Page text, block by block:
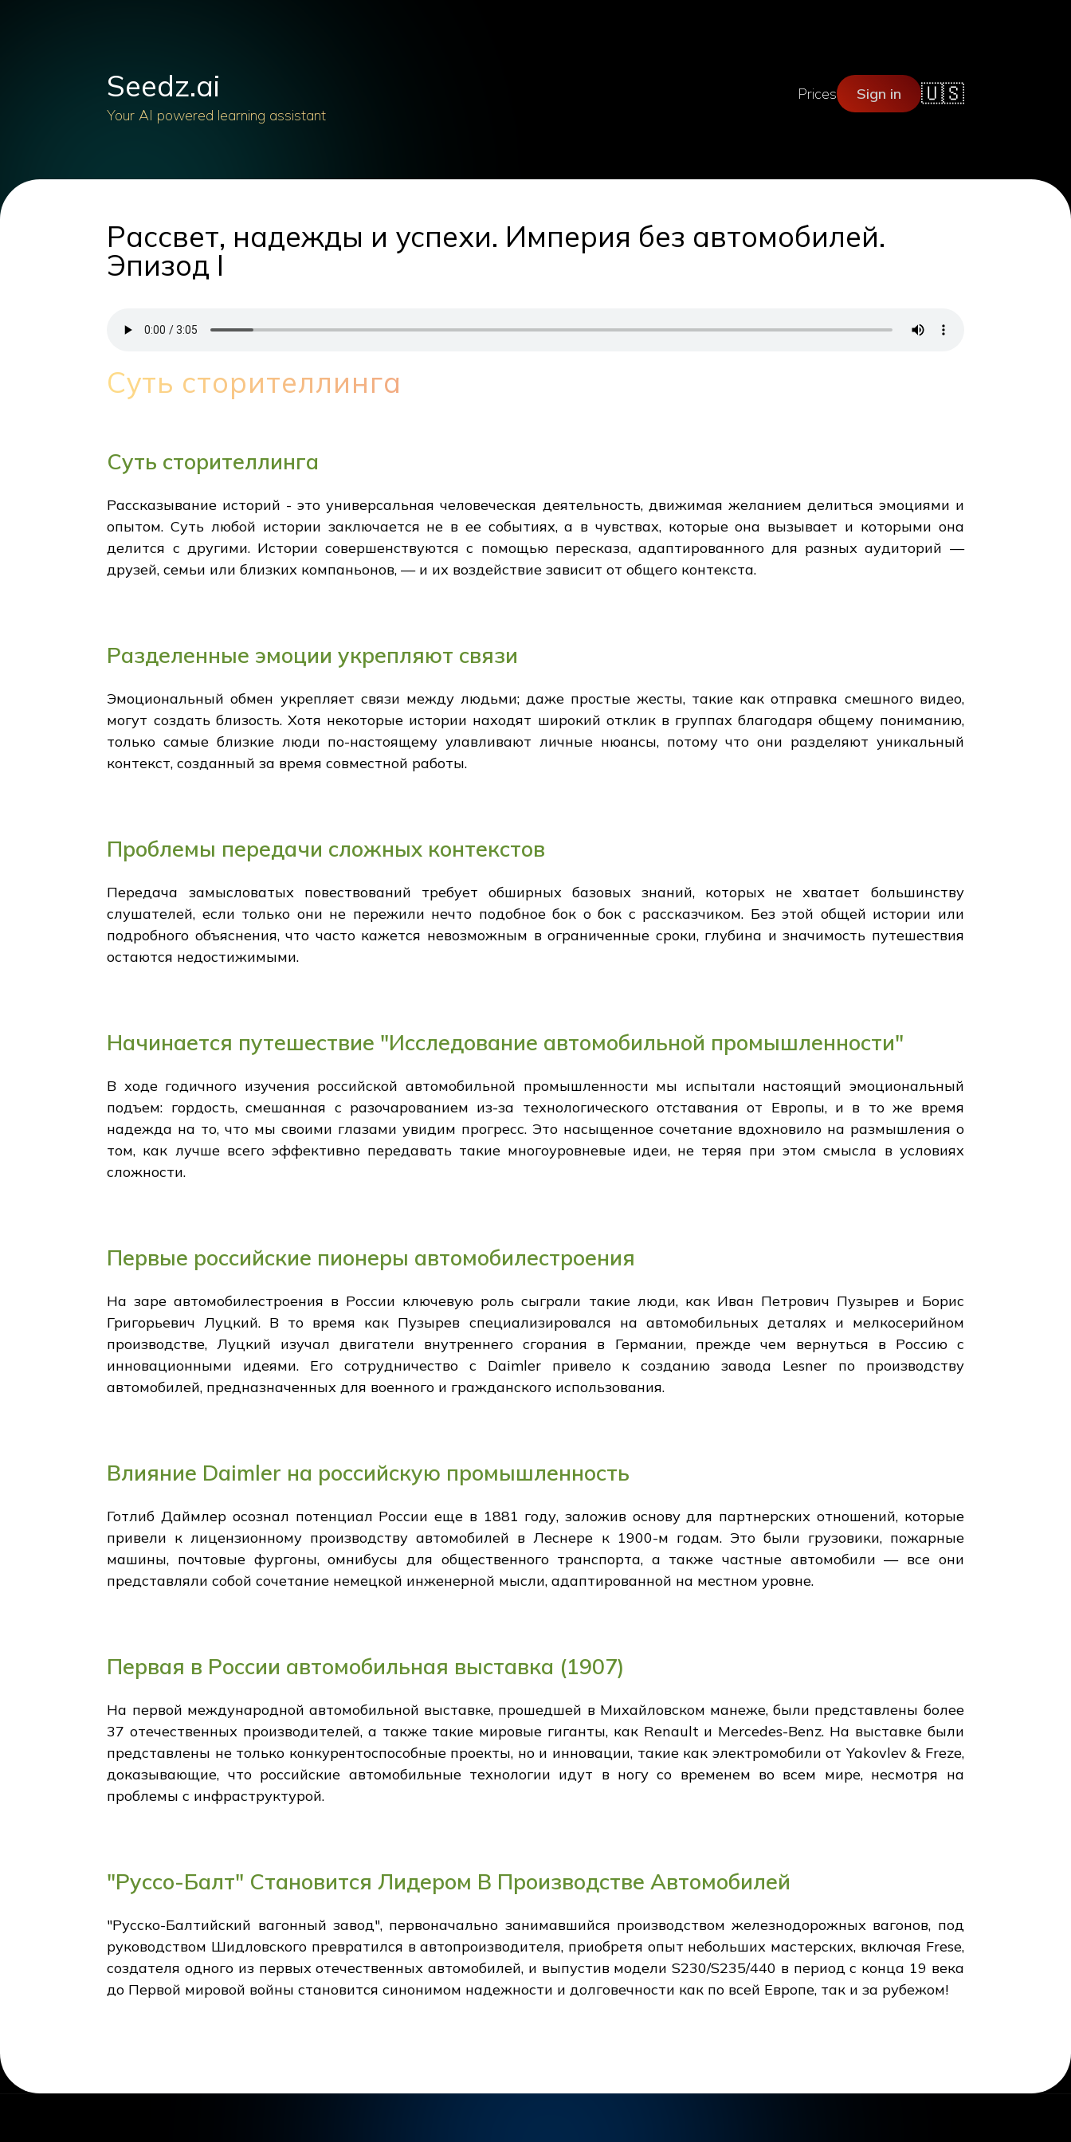
Seedz.ai
Your AI powered learning assistant
Prices Sign in 🇺🇸
Рассвет, надежды и успехи. Империя без автомобилей.
Эпизод I
Суть сторителлинга
Суть сторителлинга
Рассказывание историй - это универсальная человеческая деятельность, движимая желанием делиться эмоциями и
опытом. Суть любой истории заключается не в ее событиях, а в чувствах, которые она вызывает и которыми она
делится с другими. Истории совершенствуются с помощью пересказа, адаптированного для разных аудиторий —
друзей, семьи или близких компаньонов, — и их воздействие зависит от общего контекста.
Разделенные эмоции укрепляют связи
Эмоциональный обмен укрепляет связи между людьми; даже простые жесты, такие как отправка смешного видео,
могут создать близость. Хотя некоторые истории находят широкий отклик в группах благодаря общему пониманию,
только самые близкие люди по-настоящему улавливают личные нюансы, потому что они разделяют уникальный
контекст, созданный за время совместной работы.
Проблемы передачи сложных контекстов
Передача замысловатых повествований требует обширных базовых знаний, которых не хватает большинству
слушателей, если только они не пережили нечто подобное бок о бок с рассказчиком. Без этой общей истории или
подробного объяснения, что часто кажется невозможным в ограниченные сроки, глубина и значимость путешествия
остаются недостижимыми.
Начинается путешествие "Исследование автомобильной промышленности"
В ходе годичного изучения российской автомобильной промышленности мы испытали настоящий эмоциональный
подъем: гордость, смешанная с разочарованием из-за технологического отставания от Европы, и в то же время
надежда на то, что мы своими глазами увидим прогресс. Это насыщенное сочетание вдохновило на размышления о
том, как лучше всего эффективно передавать такие многоуровневые идеи, не теряя при этом смысла в условиях
сложности.
Первые российские пионеры автомобилестроения
На заре автомобилестроения в России ключевую роль сыграли такие люди, как Иван Петрович Пузырев и Борис
Григорьевич Луцкий. В то время как Пузырев специализировался на автомобильных деталях и мелкосерийном
производстве, Луцкий изучал двигатели внутреннего сгорания в Германии, прежде чем вернуться в Россию с
инновационными идеями. Его сотрудничество с Daimler привело к созданию завода Lesner по производству
автомобилей, предназначенных для военного и гражданского использования.
Влияние Daimler на российскую промышленность
Готлиб Даймлер осознал потенциал России еще в 1881 году, заложив основу для партнерских отношений, которые
привели к лицензионному производству автомобилей в Леснере к 1900-м годам. Это были грузовики, пожарные
машины, почтовые фургоны, омнибусы для общественного транспорта, а также частные автомобили — все они
представляли собой сочетание немецкой инженерной мысли, адаптированной на местном уровне.
Первая в России автомобильная выставка (1907)
На первой международной автомобильной выставке, прошедшей в Михайловском манеже, были представлены более
37 отечественных производителей, а также такие мировые гиганты, как Renault и Mercedes-Benz. На выставке были
представлены не только конкурентоспособные проекты, но и инновации, такие как электромобили от Yakovlev & Freze,
доказывающие, что российские автомобильные технологии идут в ногу со временем во всем мире, несмотря на
проблемы с инфраструктурой.
"Руссо-Балт" Становится Лидером В Производстве Автомобилей
"Русско-Балтийский вагонный завод", первоначально занимавшийся производством железнодорожных вагонов, под
руководством Шидловского превратился в автопроизводителя, приобретя опыт небольших мастерских, включая Frese,
создателя одного из первых отечественных автомобилей, и выпустив модели S230/S235/440 в период с конца 19 века
до Первой мировой войны становится синонимом надежности и долговечности как по всей Европе, так и за рубежом!